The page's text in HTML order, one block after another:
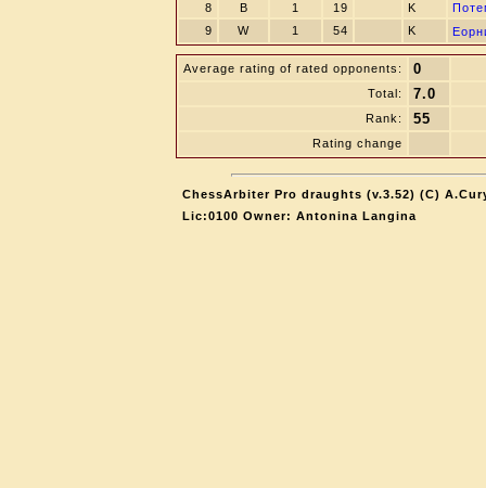
8
B 1 19 K
9
W 1 54 K
Average rating of rated opponents: 0
Total: 7.0
Rank: 55
Rating change
ChessArbiter Pro draughts (v.3.52) (C)
Lic:0100 Owner: Antonina Langina